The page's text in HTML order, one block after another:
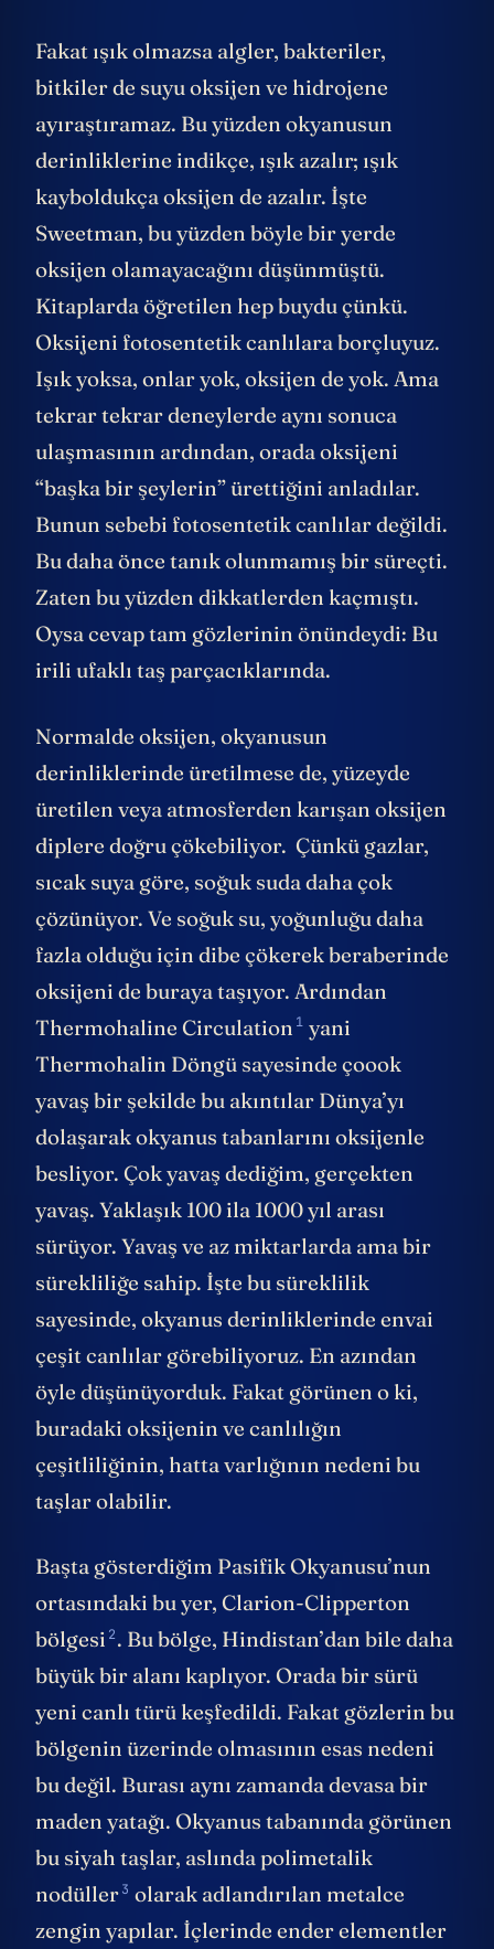
Fakat ışık olmazsa algler, bakteriler,
bitkiler de suyu oksijen ve hidrojene
ayıraştıramaz. Bu yüzden okyanusun
derinliklerine indikçe, ışık azalır; ışık
kayboldukça oksijen de azalır. İşte
Sweetman, bu yüzden böyle bir yerde
oksijen olamayacağını düşünmüştü.
Kitaplarda öğretilen hep buydu çünkü.
Oksijeni fotosentetik canlılara borçluyuz.
Işık yoksa, onlar yok, oksijen de yok. Ama
tekrar tekrar deneylerde aynı sonuca
ulaşmasının ardından, orada oksijeni
“başka bir şeylerin” ürettiğini anladılar.
Bunun sebebi fotosentetik canlılar değildi.
Bu daha önce tanık olunmamış bir süreçti.
Zaten bu yüzden dikkatlerden kaçmıştı.
Oysa cevap tam gözlerinin önündeydi: Bu
irili ufaklı taş parçacıklarında.
Normalde oksijen, okyanusun
derinliklerinde üretilmese de, yüzeyde
üretilen veya atmosferden karışan oksijen
diplere doğru çökebiliyor. Çünkü gazlar,
sıcak suya göre, soğuk suda daha çok
çözünüyor. Ve soğuk su, yoğunluğu daha
fazla olduğu için dibe çökerek beraberinde
oksijeni de buraya taşıyor. Ardından
Thermohaline Circulation 1 yani
Thermohalin Döngü sayesinde çoook
yavaş bir şekilde bu akıntılar Dünya’yı
dolaşarak okyanus tabanlarını oksijenle
besliyor. Çok yavaş dediğim, gerçekten
yavaş. Yaklaşık 100 ila 1000 yıl arası
sürüyor. Yavaş ve az miktarlarda ama bir
sürekliliğe sahip. İşte bu süreklilik
sayesinde, okyanus derinliklerinde envai
çeşit canlılar görebiliyoruz. En azından
öyle düşünüyorduk. Fakat görünen o ki,
buradaki oksijenin ve canlılığın
çeşitliliğinin, hatta varlığının nedeni bu
taşlar olabilir.
Başta gösterdiğim Pasifik Okyanusu’nun
ortasındaki bu yer, Clarion-Clipperton
bölgesi 2. Bu bölge, Hindistan’dan bile daha
büyük bir alanı kaplıyor. Orada bir sürü
yeni canlı türü keşfedildi. Fakat gözlerin bu
bölgenin üzerinde olmasının esas nedeni
bu değil. Burası aynı zamanda devasa bir
maden yatağı. Okyanus tabanında görünen
bu siyah taşlar, aslındapolimetalik
nodüller3 olarak adlandırılan metalce
zengin yapılar. İçlerinde ender elementler